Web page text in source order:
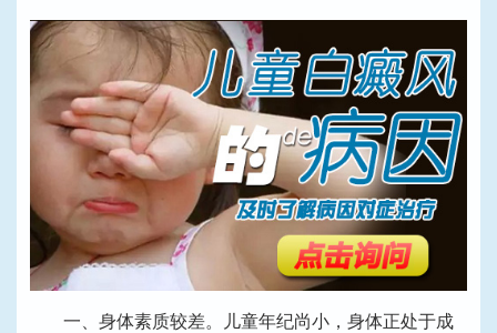
一、身体素质较差。儿童年纪尚小，身体正处于成